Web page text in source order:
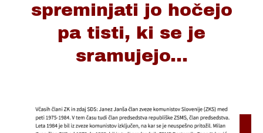
spreminjati jo hočejo
pa tisti, ki se je
sramujejo...